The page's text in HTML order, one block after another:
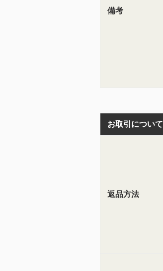
備考
お取引について
返品方法